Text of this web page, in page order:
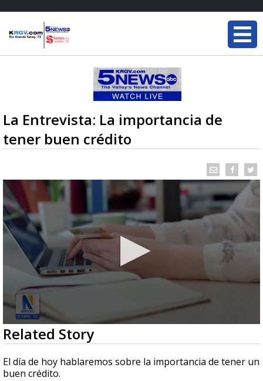
La Entrevista: La importancia de
tener buen crédito
0
seconds
of
3
minutes,
21
Related Story
El día de hoy hablaremos sobre la importancia de tener un
buen crédito.